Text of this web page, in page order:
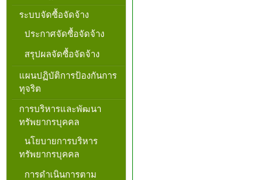
ระบบจัดซื้อจัดจ้าง
ประกาศจัดซื้อจัดจ้าง
สรุปผลจัดซื้อจัดจ้าง
แผนปฏิบัติการป้องกันการ
ทุจริต
การบริหารและพัฒนา
ทรัพยากรบุคคล
นโยบายการบริหาร
ทรัพยากรบุคคล
การดำเนินการตาม